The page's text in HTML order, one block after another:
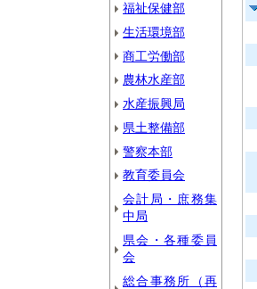
福祉保健部
生活環境部
商工労働部
農林水産部
水産振興局
県土整備部
警察本部
教育委員会
会計局・庶務集
中局
県会・各種委員
会
総合事務所（再